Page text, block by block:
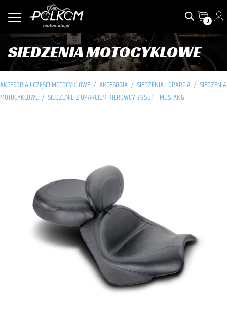
0
SIEDZENIA MOTOCYKLOWE
AKCESORIA I CZĘŚCI MOTOCYKLOWE / AKCESORIA / SIEDZENIA I OPARCIA / SIEDZENIA
MOTOCYKLOWE / SIEDZENIE Z OPARCIEM KIEROWCY 79551 – MUSTANG